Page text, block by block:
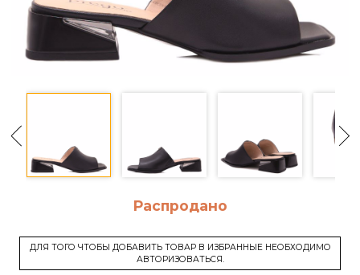
Распродано
ДЛЯ ТОГО ЧТОБЫ ДОБАВИТЬ ТОВАР В ИЗБРАННЫЕ НЕОБХОДИМО
АВТОРИЗОВАТЬСЯ.